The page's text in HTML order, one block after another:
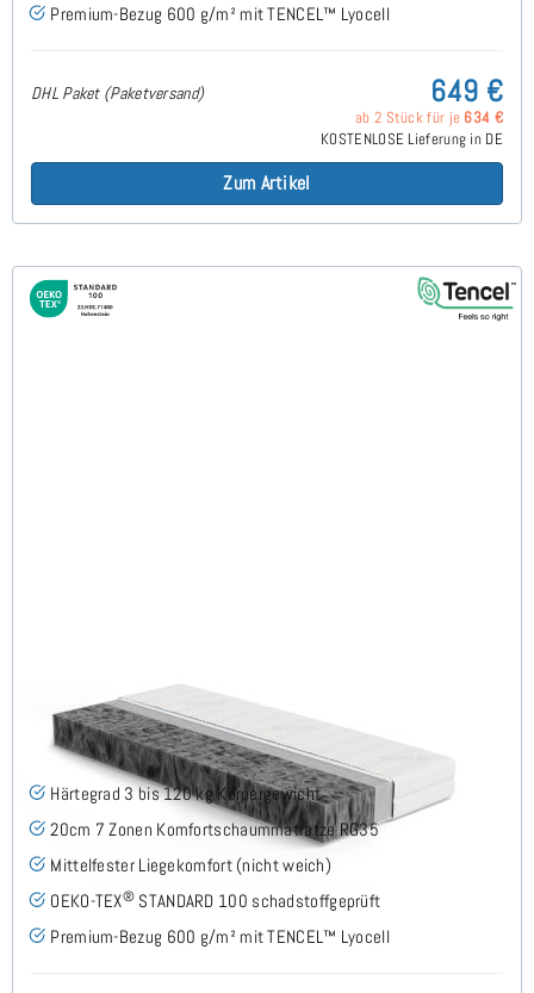
Premium-Bezug 600 g/m² mit TENCEL™ Lyocell
DHL Paket (Paketversand) 649 €
ab 2 Stück für je 634 €
KOSTENLOSE Lieferung in DE
Zum Artikel
Firmy H3 (TENCEL™ Lyocell) Komfortschaummatratze
140x190 cm
(30)
Härtegrad 3 bis 120 kg Körpergewicht
20cm 7 Zonen Komfortschaummatratze RG35
Mittelfester Liegekomfort (nicht weich)
OEKO-TEX® STANDARD 100 schadstoffgeprüft
Premium-Bezug 600 g/m² mit TENCEL™ Lyocell